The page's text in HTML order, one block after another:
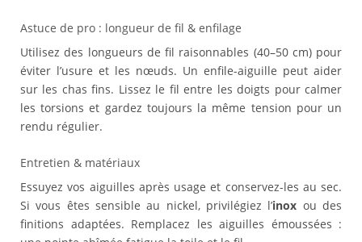
Astuce de pro : longueur de fil & enfilage
Utilisez des longueurs de fil raisonnables (40–50 cm) pour
éviter l’usure et les nœuds. Un enfile-aiguille peut aider
sur les chas fins. Lissez le fil entre les doigts pour calmer
les torsions et gardez toujours la même tension pour un
rendu régulier.
Entretien & matériaux
Essuyez vos aiguilles après usage et conservez-les au sec.
Si vous êtes sensible au nickel, privilégiez l’inox ou des
finitions adaptées. Remplacez les aiguilles émoussées :